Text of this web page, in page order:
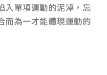
入單項運動的泥淖，忘
而為一才能體現運動的